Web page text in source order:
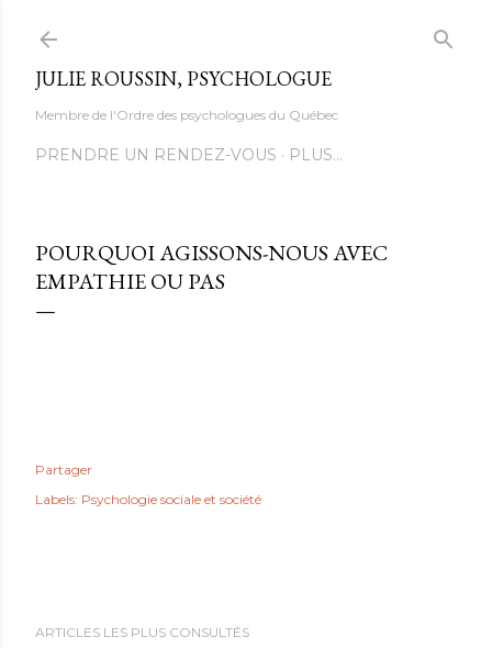
JULIE ROUSSIN, PSYCHOLOGUE
Membre de l'Ordre des psychologues du Québec
PRENDRE UN RENDEZ-VOUS PLUS…
POURQUOI AGISSONS-NOUS AVEC
EMPATHIE OU PAS
Partager
Labels: Psychologie sociale et société
ARTICLES LES PLUS CONSULTÉS